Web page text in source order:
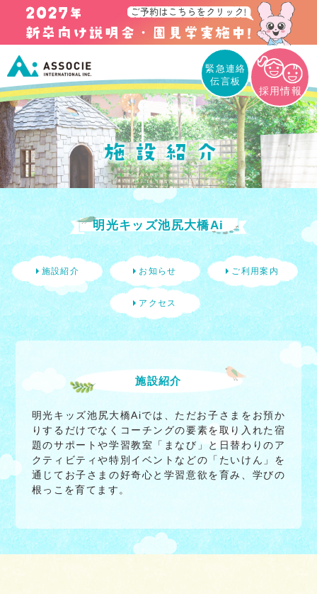
採用情報
緊急連絡
伝言板
明光キッズ池尻大橋Ai
施設紹介 お知らせ ご利用案内
アクセス
施設紹介
明光キッズ池尻大橋Aiでは、ただお子さまをお預か
りするだけでなくコーチングの要素を取り入れた宿
題のサポートや学習教室「まなび」と日替わりのア
クティビティや特別イベントなどの「たいけん」を
通じてお子さまの好奇心と学習意欲を育み、学びの
根っこを育てます。